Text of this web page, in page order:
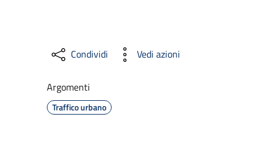
Condividi Vedi azioni
Argomenti
Traffico urbano